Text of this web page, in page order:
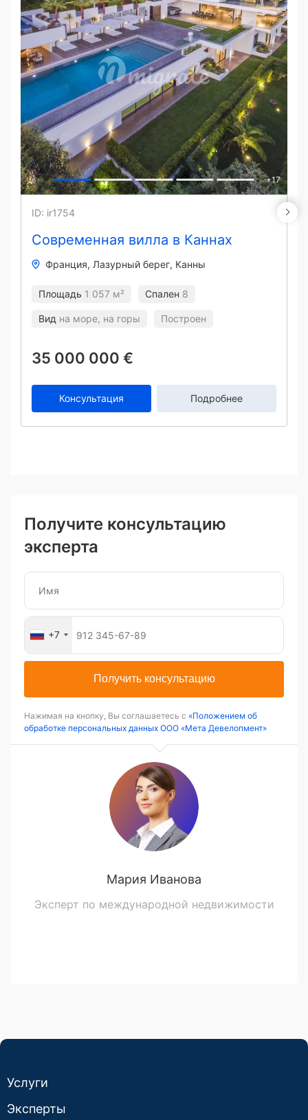
+17
Современная вилла в Каннах
ID: ir1754
Франция Лазурный берег Канны
Площадь 1 057 м² Спален 8
Вид на море, на горы Построен
35 000 000 €
Консультация Подробнее
Получите консультацию
эксперта
+7
Получить консультацию
Нажимая на кнопку, Вы соглашаетесь с «Положением об
обработке персональных данных ООО «Мета Девелопмент»
Мария Иванова
Эксперт по международной недвижимости
Услуги
Эксперты